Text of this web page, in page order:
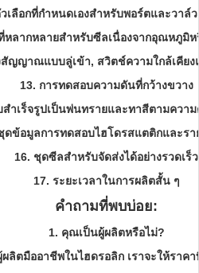
เลือกที่กำหนดเองสำหรับพอร์ตและวาล์
หลากหลายสำหรับซีลเนื่องจากอุณหภูมิห
ญญาณแบบลู่เข้า, สวิตช์ความใกล้เคียง
13. การทดสอบความดันที่กว้างขวาง
สำเร็จรูปเป็นพ่นทรายและทาสีตามควา
ดข้อมูลการทดสอบไฮโดรสแตติกและร
16. ชุดซีลสำหรับจัดส่งได้อย่างรวดเร็ว
17. ระยะเวลาในการผลิตสั้น ๆ
คำถามที่พบบ่อย:
1. คุณเป็นผู้ผลิตหรือไม่?
ผลิตมืออาชีพในไฮดรอลิก เราจะให้ราค